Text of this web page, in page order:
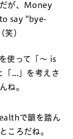
が、Money
say “bye-
笑）
使って「～ is
...」を考えさ
ね。
で韻を踏ん
ころだね。